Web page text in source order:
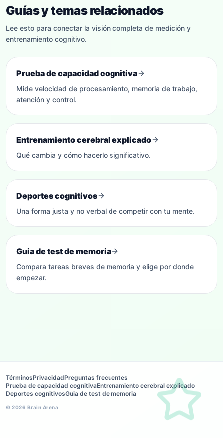
Guías y temas relacionados
Lee esto para conectar la visión completa de medición y
entrenamiento cognitivo.
Prueba de capacidad cognitiva
Mide velocidad de procesamiento, memoria de trabajo,
atención y control.
Entrenamiento cerebral explicado
Qué cambia y cómo hacerlo significativo.
Deportes cognitivos
Una forma justa y no verbal de competir con tu mente.
Guia de test de memoria
Compara tareas breves de memoria y elige por donde
empezar.
TérminosPrivacidadPreguntas frecuentes
Prueba de capacidad cognitivaEntrenamiento cerebral explicado
Deportes cognitivosGuia de test de memoria
© 2026 Brain Arena